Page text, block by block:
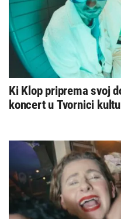
Ki Klop priprema svoj
koncert u Tvornici